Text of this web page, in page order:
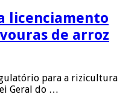
licenciamento
de arroz
para a rizicultura
Geral do …